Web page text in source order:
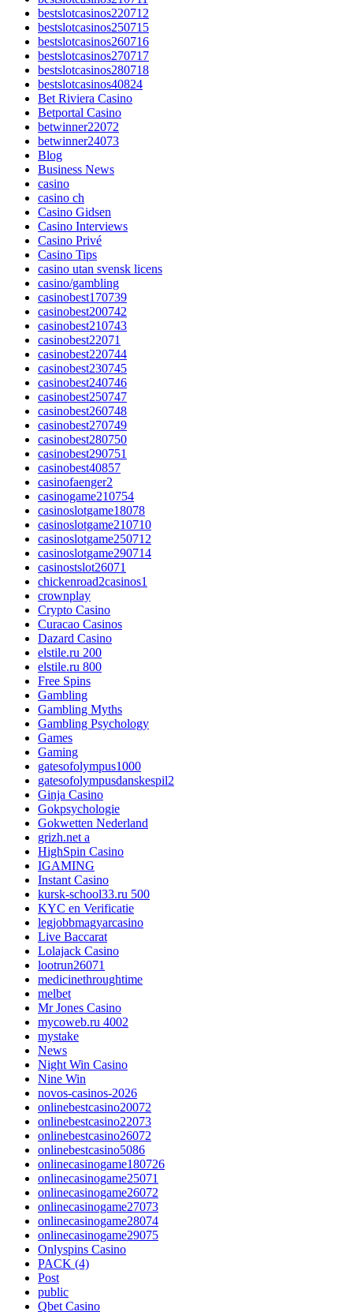
bestslotcasinos220712
bestslotcasinos250715
bestslotcasinos260716
bestslotcasinos270717
bestslotcasinos280718
bestslotcasinos40824
Bet Riviera Casino
Betportal Casino
betwinner22072
betwinner24073
Blog
Business News
casino
casino ch
Casino Gidsen
Casino Interviews
Casino Privé
Casino Tips
casino utan svensk licens
casino/gambling
casinobest170739
casinobest200742
casinobest210743
casinobest22071
casinobest220744
casinobest230745
casinobest240746
casinobest250747
casinobest260748
casinobest270749
casinobest280750
casinobest290751
casinobest40857
casinofaenger2
casinogame210754
casinoslotgame18078
casinoslotgame210710
casinoslotgame250712
casinoslotgame290714
casinostslot26071
chickenroad2casinos1
crownplay
Crypto Casino
Curacao Casinos
Dazard Casino
elstile.ru 200
elstile.ru 800
Free Spins
Gambling
Gambling Myths
Gambling Psychology
Games
Gaming
gatesofolympus1000
gatesofolympusdanskespil2
Ginja Casino
Gokpsychologie
Gokwetten Nederland
grizh.net a
HighSpin Casino
IGAMING
Instant Casino
kursk-school33.ru 500
KYC en Verificatie
legjobbmagyarcasino
Live Baccarat
Lolajack Casino
lootrun26071
medicinethroughtime
melbet
Mr Jones Casino
mycoweb.ru 4002
mystake
News
Night Win Casino
Nine Win
novos-casinos-2026
onlinebestcasino20072
onlinebestcasino22073
onlinebestcasino26072
onlinebestcasino5086
onlinecasinogame180726
onlinecasinogame25071
onlinecasinogame26072
onlinecasinogame27073
onlinecasinogame28074
onlinecasinogame29075
Onlyspins Casino
PACK (4)
Post
public
Qbet Casino